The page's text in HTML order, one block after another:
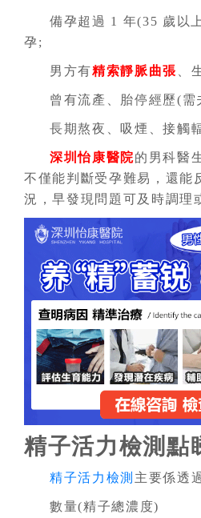
備孕超過 1 年(35 歲以
孕;
男方有精索靜脈曲張 、
曾有流產、胎停經歷(需
長期熬夜、吸煙、接觸
深圳怡康醫院的男科醫
不僅能判斷受孕難易，還能
況，早發現問題可及時調理
精子活力檢測點
精子活力檢測 主要係透
數量(精子總濃度)